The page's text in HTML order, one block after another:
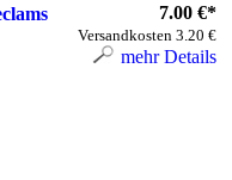
7.00 €*
Versandkosten 3.20 €
mehr Details